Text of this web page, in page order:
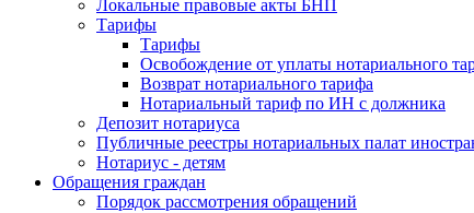
Локальные правовые акты БНП
Тарифы
Тарифы
Освобождение от уплаты нотариального
Возврат нотариального тарифа
Нотариальный тариф по ИН с должника
Депозит нотариуса
Публичные реестры нотариальных палат
Нотариус - детям
Обращения граждан
Порядок рассмотрения обращений